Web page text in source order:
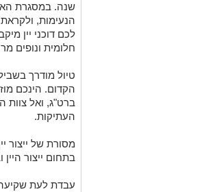
שנה. במסגרת
הנעימות,
לכם דוכני יין
חלומית ונופים
טיול מודרך
הקדום. הינכם
ברט"ג, ואל צוות
העתיקות.
בתחום ייצור
עבדת לעת